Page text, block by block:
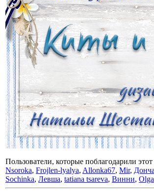
Пользователи, которые поблагодарили этот
Nsoroka, Frojlen-lyalya, Allonka67, Mir,
Sochinka, Левша, tatiana tsareva, Винни, Olga